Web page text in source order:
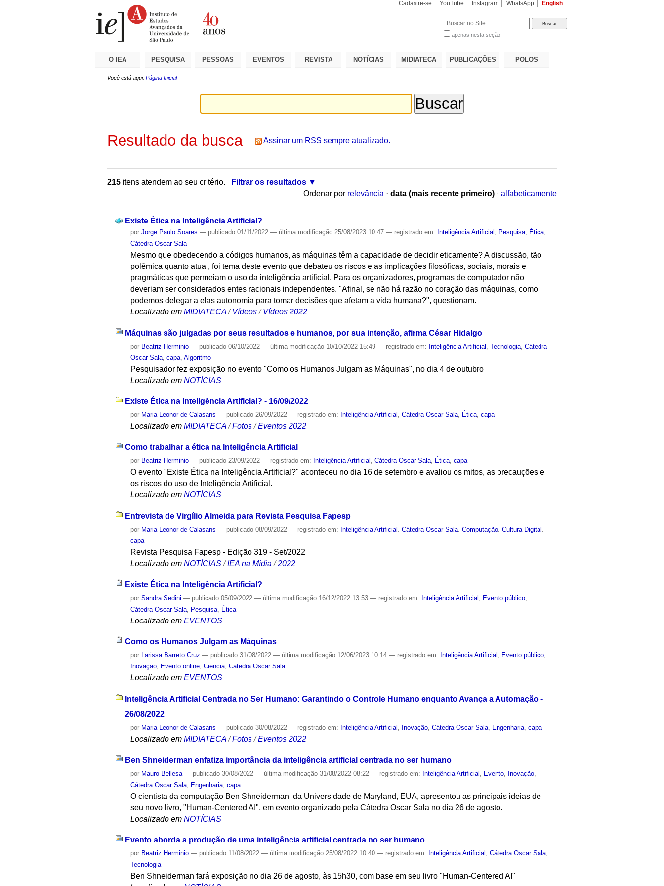
Cadastre-se YouTube Instagram WhatsApp English
apenas nesta seção
O IEA PESQUISA PESSOAS EVENTOS REVISTA NOTÍCIAS MIDIATECA PUBLICAÇÕES POLOS
Você está aqui: Página Inicial
Resultado da busca Assinar um RSS sempre atualizado.
215 itens atendem ao seu critério.
Filtrar os resultados
Ordenar por relevância · data (mais recente primeiro) · alfabeticamente
Existe Ética na Inteligência Artificial?
porJorge Paulo Soares — publicado 01/11/2022— última modificação 25/08/2023 10:47— registrado em: Inteligência Artificial Pesquisa Ética
Cátedra Oscar Sala
Mesmo que obedecendo a códigos humanos, as máquinas têm a capacidade de decidir eticamente? A discussão, tão
polêmica quanto atual, foi tema deste evento que debateu os riscos e as implicações filosóficas, sociais, morais e
pragmáticas que permeiam o uso da inteligência artificial. Para os organizadores, programas de computador não
deveriam ser considerados entes racionais independentes. "Afinal, se não há razão no coração das máquinas, como
podemos delegar a elas autonomia para tomar decisões que afetam a vida humana?", questionam.
Localizado em MIDIATECA /Vídeos /Vídeos 2022
Máquinas são julgadas por seus resultados e humanos, por sua intenção, afirma César Hidalgo
por Beatriz Herminio — publicado 06/10/2022— última modificação 10/10/2022 15:49— registrado em: Inteligência Artificial ,Tecnologia ,Cátedra
Oscar Sala ,capa ,Algoritmo
Pesquisador fez exposição no evento "Como os Humanos Julgam as Máquinas", no dia 4 de outubro
Localizado em NOTÍCIAS
Existe Ética na Inteligência Artificial? - 16/09/2022
por Maria Leonor de Calasans — publicado 26/09/2022— registrado em: Inteligência Artificial ,Cátedra Oscar Sala, Ética,capa
Localizado em MIDIATECA /Fotos /Eventos 2022
Como trabalhar a ética na Inteligência Artificial
por Beatriz Herminio — publicado 23/09/2022— registrado em: Inteligência Artificial ,Cátedra Oscar Sala, Ética,capa
O evento "Existe Ética na Inteligência Artificial?" aconteceu no dia 16 de setembro e avaliou os mitos, as precauções e
os riscos do uso de Inteligência Artificial.
Localizado em NOTÍCIAS
Entrevista de Virgílio Almeida para Revista Pesquisa Fapesp
por Maria Leonor de Calasans — publicado 08/09/2022— registrado em: Inteligência Artificial ,Cátedra Oscar Sala ,Computação ,Cultura Digital
capa
Revista Pesquisa Fapesp - Edição 319 - Set/2022
Localizado em NOTÍCIAS /IEA na Mídia /2022
Existe Ética na Inteligência Artificial?
porSandra Sedini — publicado 05/09/2022— última modificação 16/12/2022 13:53— registrado em: Inteligência Artificial Evento público
Cátedra Oscar Sala Pesquisa Ética
Localizado em EVENTOS
Como os Humanos Julgam as Máquinas
por Larissa Barreto Cruz — publicado 31/08/2022— última modificação 12/06/2023 10:14— registrado em: Inteligência Artificial , Evento público,
Inovação, Evento online,Ciência,Cátedra Oscar Sala
Localizado em EVENTOS
Inteligência Artificial Centrada no Ser Humano: Garantindo o Controle Humano enquanto Avança a Automação -
26/08/2022
por Maria Leonor de Calasans — publicado 30/08/2022— registrado em: Inteligência Artificial Inovação ,Cátedra Oscar Sala Engenharia ,capa
Localizado em MIDIATECA /Fotos /Eventos 2022
Ben Shneiderman enfatiza importância da inteligência artificial centrada no ser humano
por Mauro Bellesa — publicado 30/08/2022— última modificação 31/08/2022 08:22— registrado em: Inteligência Artificial Evento Inovação
Cátedra Oscar Sala Engenharia ,capa
O cientista da computação Ben Shneiderman, da Universidade de Maryland, EUA, apresentou as principais ideias de
seu novo livro, "Human-Centered AI", em evento organizado pela Cátedra Oscar Sala no dia 26 de agosto.
Localizado em NOTÍCIAS
Evento aborda a produção de uma inteligência artificial centrada no ser humano
por Beatriz Herminio — publicado 11/08/2022— última modificação 25/08/2022 10:40— registrado em: Inteligência Artificial ,Cátedra Oscar Sala,
Tecnologia
Ben Shneiderman fará exposição no dia 26 de agosto, às 15h30, com base em seu livro "Human-Centered AI"